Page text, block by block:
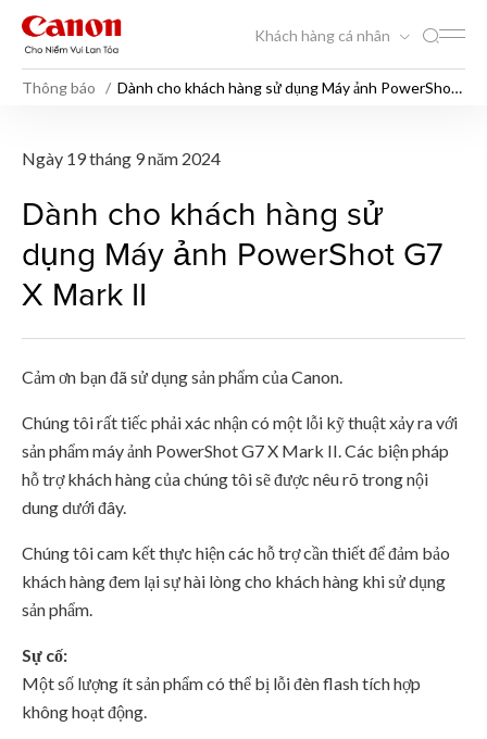
Khách hàng cá nhân
Thông báo
Dành cho khách hàng sử dụng Máy ảnh PowerShot
Dành cho khách hàng sử
Ngày 19 tháng 9 năm 2024
Dành cho khách hàng sử
dụng Máy ảnh PowerShot G7
X Mark II
Cảm ơn bạn đã sử dụng sản phẩm của Canon.
Chúng tôi rất tiếc phải xác nhận có một lỗi kỹ thuật xảy ra với
sản phẩm máy ảnh PowerShot G7 X Mark II. Các biện pháp
hỗ trợ khách hàng của chúng tôi sẽ được nêu rõ trong nội
dung dưới đây.
Chúng tôi cam kết thực hiện các hỗ trợ cần thiết để đảm bảo
khách hàng đem lại sự hài lòng cho khách hàng khi sử dụng
sản phẩm.
Sự cố:
Một số lượng ít sản phẩm có thể bị lỗi đèn flash tích hợp
không hoạt động.